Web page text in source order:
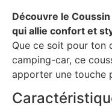
Découvre le
qui allie confort et
Que ce soit pour ton
camping-car, ce
apporter une touche